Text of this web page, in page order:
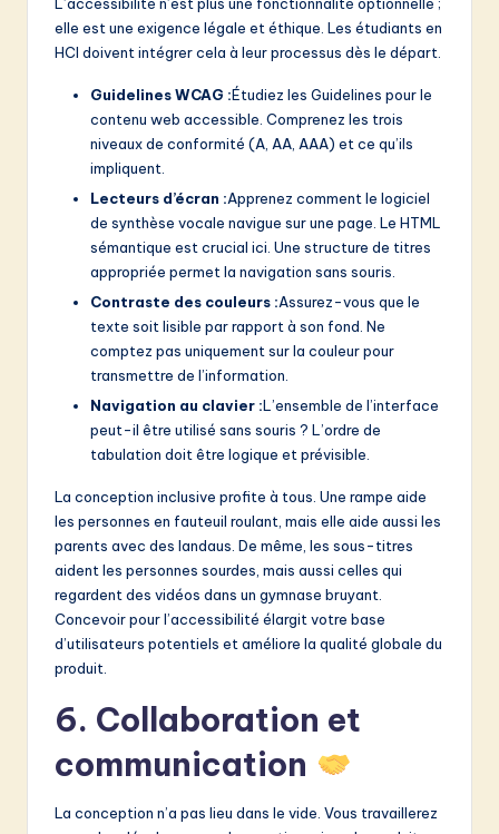
elle est une exigence légale et éthique. Les étudiants en
HCI doivent intégrer cela à leur processus dès le départ.
Guidelines WCAG :Étudiez les Guidelines pour le
contenu web accessible. Comprenez les trois
niveaux de conformité (A, AA, AAA) et ce qu’ils
impliquent.
Lecteurs d’écran :Apprenez comment le logiciel
de synthèse vocale navigue sur une page. Le HTML
sémantique est crucial ici. Une structure de titres
appropriée permet la navigation sans souris.
Contraste des couleurs :Assurez-vous que le
texte soit lisible par rapport à son fond. Ne
comptez pas uniquement sur la couleur pour
transmettre de l’information.
Navigation au clavier :L’ensemble de l’interface
peut-il être utilisé sans souris ? L’ordre de
tabulation doit être logique et prévisible.
La conception inclusive profite à tous. Une rampe aide
les personnes en fauteuil roulant, mais elle aide aussi les
parents avec des landaus. De même, les sous-titres
aident les personnes sourdes, mais aussi celles qui
regardent des vidéos dans un gymnase bruyant.
Concevoir pour l’accessibilité élargit votre base
d’utilisateurs potentiels et améliore la qualité globale du
produit.
6. Collaboration et
communication
La conception n’a pas lieu dans le vide. Vous travaillerez